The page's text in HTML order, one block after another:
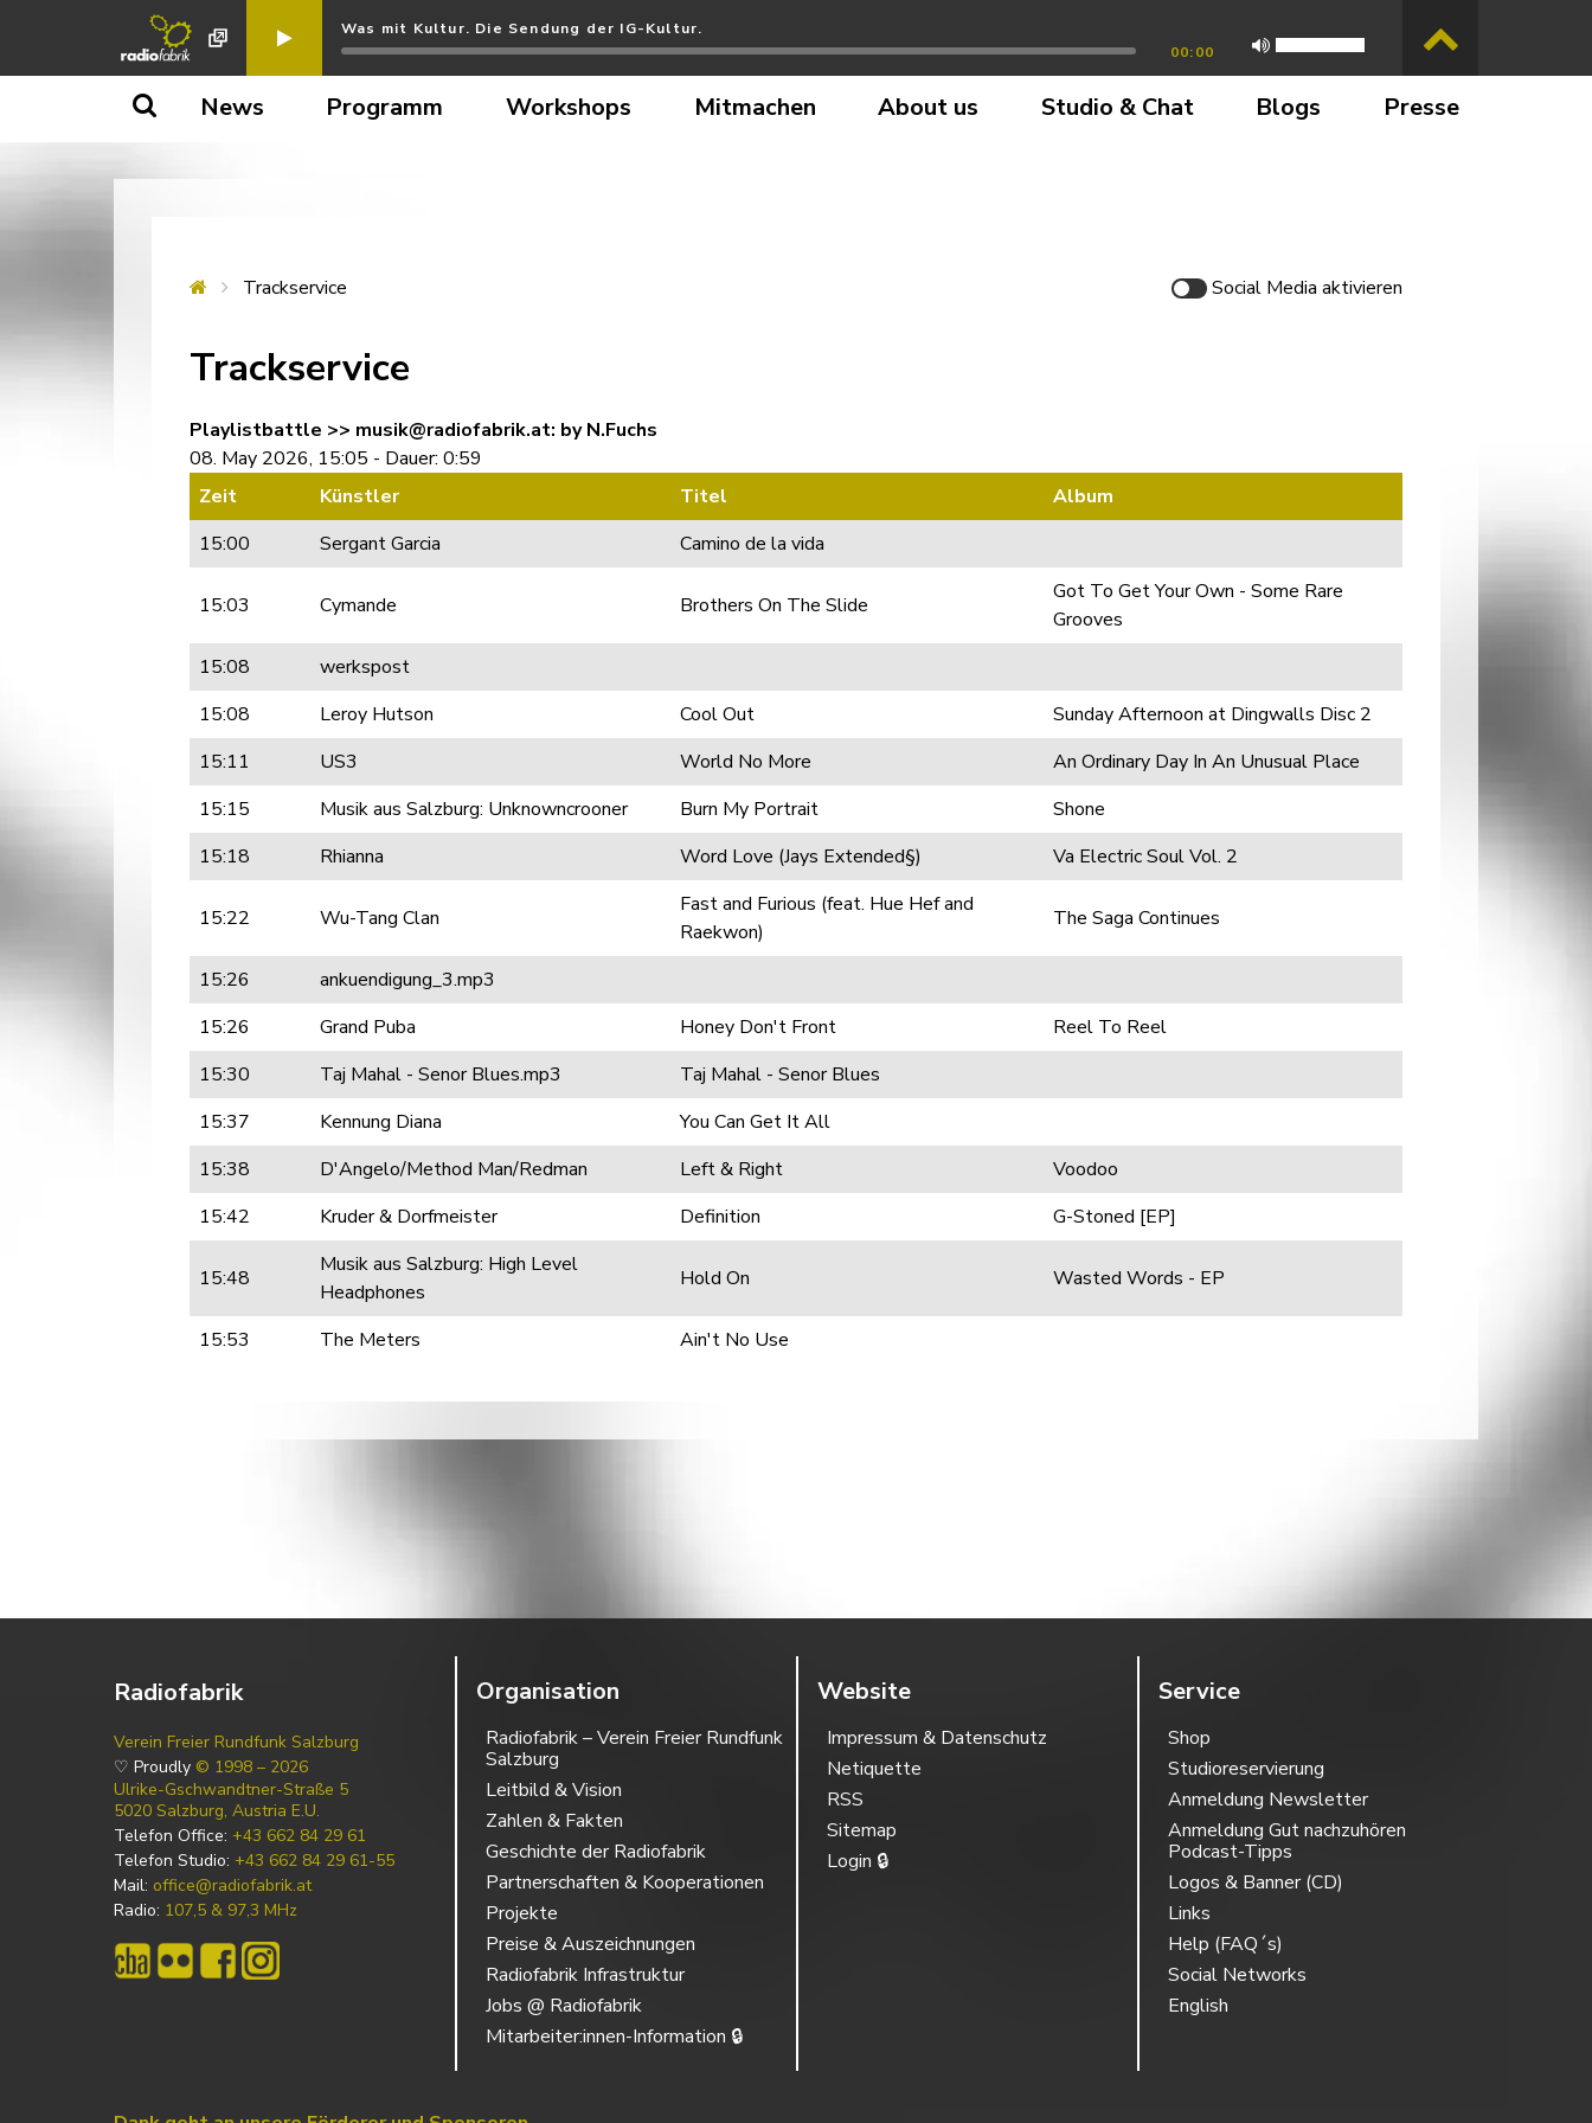
Was mit Kultur. Die Sendung der IG-Kultur.
00:00
News Programm Workshops Mitmachen About us Studio & Chat Blogs Presse
Trackservice Social Media aktivieren
Trackservice
Playlistbattle >> musik@radiofabrik.at: by N.Fuchs
08. May 2026, 15:05 - Dauer: 0:59
Zeit
Künstler Titel
Album
15:00
Sergant Garcia Camino de la vida
15:03 Cymande Brothers On The Slide
Got To Get Your Own - Some Rare
Grooves
15:08
werkspost
15:08
Leroy Hutson Cool Out
Sunday Afternoon at Dingwalls Disc 2
15:11
US3 World No More
An Ordinary Day In An Unusual Place
15:15
Musik aus Salzburg: Unknowncrooner Burn My Portrait
Shone
15:18
Rhianna Word Love (Jays Extended§) Va Electric Soul Vol. 2
15:22 Wu-Tang Clan
Fast and Furious (feat. Hue Hef and
Raekwon)
The Saga Continues
15:26
ankuendigung_3.mp3
15:26
Grand Puba Honey Don't Front
Reel To Reel
15:30
Taj Mahal - Senor Blues.mp3
Taj Mahal - Senor Blues
15:37
Kennung Diana
You Can Get It All
15:38
D'Angelo/Method Man/Redman Left & Right
Voodoo
15:42
Kruder & Dorfmeister Definition G-Stoned [EP]
15:48
Musik aus Salzburg: High Level
Headphones
Hold On Wasted Words - EP
15:53 The Meters Ain't No Use
Radiofabrik
Verein Freier Rundfunk Salzburg
♡ Proudly © 1998 – 2026
Ulrike-Gschwandtner-Straße 5
5020 Salzburg, Austria E.U.
Telefon Office: +43 662 84 29 61
Telefon Studio: +43 662 84 29 61-55
Mail: office@radiofabrik.at
Radio: 107,5 & 97,3 MHz
Organisation
Radiofabrik – Verein Freier Rundfunk
Salzburg
Leitbild & Vision
Zahlen & Fakten
Geschichte der Radiofabrik
Partnerschaften & Kooperationen
Projekte
Preise & Auszeichnungen
Radiofabrik Infrastruktur
Jobs @ Radiofabrik
Mitarbeiter:innen-Information 🔒
Website
Impressum & Datenschutz
Netiquette
RSS
Sitemap
Login 🔒
Service
Shop
Studioreservierung
Anmeldung Newsletter
Anmeldung Gut nachzuhören
Podcast-Tipps
Logos & Banner (CD)
Links
Help (FAQ´s)
Social Networks
English